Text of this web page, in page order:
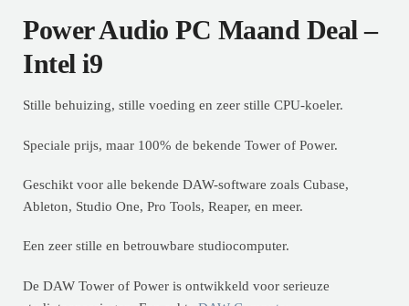
Power Audio PC Maand Deal –
Intel i9
Stille behuizing, stille voeding en zeer stille CPU-koeler.
Speciale prijs, maar 100% de bekende Tower of Power.
Geschikt voor alle bekende DAW-software zoals Cubase,
Ableton, Studio One, Pro Tools, Reaper, en meer.
Een zeer stille en betrouwbare studiocomputer.
De DAW Tower of Power is ontwikkeld voor serieuze